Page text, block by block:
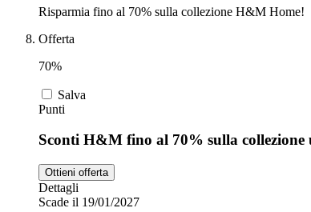
Risparmia fino al 70% sulla collezione H&M Home!
Offerta
70%
Salva
Punti
Sconti H&M fino al 70% sulla collezione
Ottieni offerta
Dettagli
Scade il 19/01/2027